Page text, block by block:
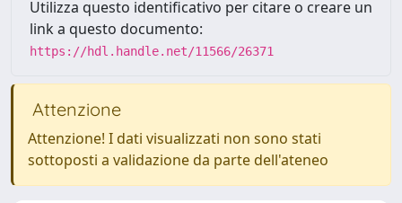
Utilizza questo identificativo per citare o creare un
link a questo documento:
https://hdl.handle.net/11566/26371
Attenzione
Attenzione! I dati visualizzati non sono stati
sottoposti a validazione da parte dell'ateneo